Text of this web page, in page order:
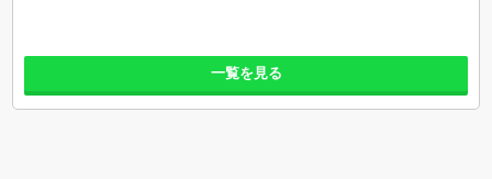
一覧を見る